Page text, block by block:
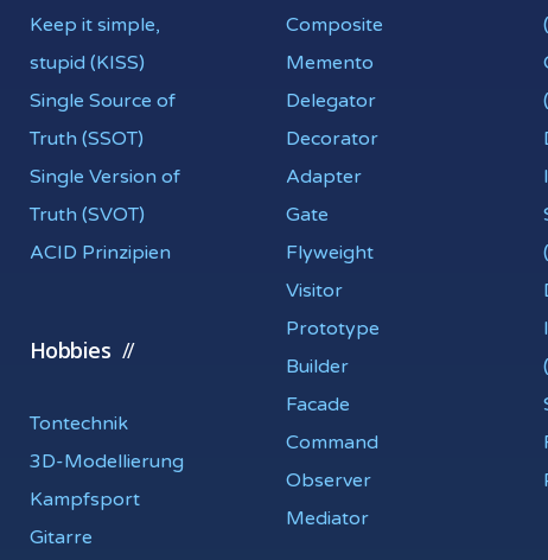
Keep it simple,
stupid (KISS)
Single Source of
Truth (SSOT)
Single Version of
Truth (SVOT)
ACID Prinzipien
Hobbies
Tontechnik
3D-Modellierung
Kampfsport
Gitarre
Composite
Memento
Delegator
Decorator
Adapter
Gate
Flyweight
Visitor
Prototype
Builder
Facade
Command
Observer
Mediator